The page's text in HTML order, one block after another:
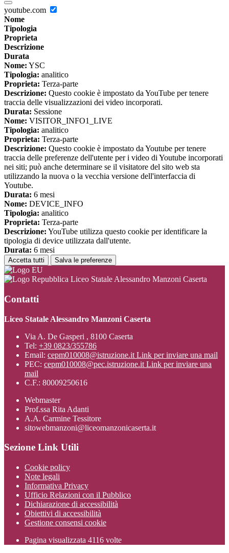
youtube.com
Nome
Tipologia
Proprieta
Descrizione
Durata
Nome: YSC
Tipologia: analitico
Proprieta: Terza-parte
Descrizione: Questo cookie è impostato da YouTube per tenere
traccia delle visualizzazioni dei video incorporati.
Durata: Sessione
Nome: VISITOR_INFO1_LIVE
Tipologia: analitico
Proprieta: Terza-parte
Descrizione: Questo cookie è impostato da Youtube per tenere
traccia delle preferenze dell'utente per i video di Youtube incorporati
nei siti; può anche determinare se il visitatore del sito web sta
utilizzando la nuova o la vecchia versione dell'interfaccia di
Youtube.
Durata: 6 mesi
Nome: DEVICE_INFO
Tipologia: analitico
Proprieta: Terza-parte
Descrizione: YouTube utilizza questo cookie per identificare la
tipologia di device utilizzata dall'utente.
Durata: 6 mesi
Accetta tutti Salva le preferenze
Liceo Statale Alessandro Manzoni Caserta
Contatti
Liceo Statale Alessandro Manzoni Caserta
Via A. De Gasperi , 8100 Caserta
Tel: +39 0823/355786
Email: cepm010008@istruzione.it Link per inviare una mail
PEC: cepm010008@pec.istruzione.it Link per inviare una
mail
C.F.: 80009250616
Webmaster
Prof.ssa Rita Adanti
A.A. Carmine Tessitore
sitowebmanzoni@liceomanzonicaserta.it
Sezione Link Utili
Cookie policy
Note legali
Informativa Privacy
Ufficio Relazioni con il Pubblico
Dichiarazione di accessibilità
Obiettivi di accessibilità
Gestione consensi cookie
Pagina visualizzata 4116 volte